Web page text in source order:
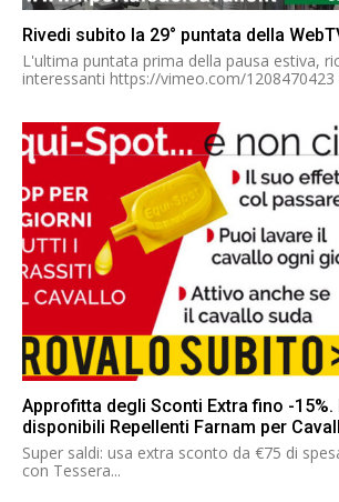
Rivedi subito la 29° puntata della
L'ultima puntata prima della pausa estiva,
Approfitta degli Sconti Extra fino -15%.
disponibili Repellenti Farnam per
Super saldi: usa extra sconto da €75 di
con Tessera...